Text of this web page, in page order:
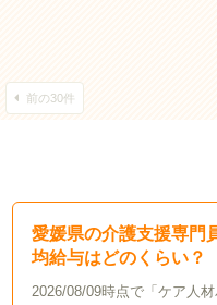
前の30件
愛媛県の介護支援専門
均給与はどのくらい？
2026/08/09時点で「ケア人